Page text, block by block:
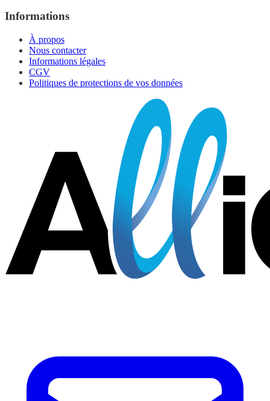
Informations
À propos
Nous contacter
Informations légales
CGV
Politiques de protections de vos données